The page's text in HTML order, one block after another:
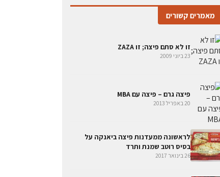
מאמרים קשורים
זו לא סתם פיצה; זו ZAZA
23 ביוני 2009
פיצה גרם – פיצה עם MBA
20 באפריל 2013
לראשונה ממעדנות פיצה ביאנקה על
בסיס רוטב שמנת ותרד
26 בינואר 2017